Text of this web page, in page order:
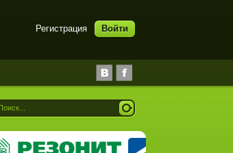
Регистрация Войти